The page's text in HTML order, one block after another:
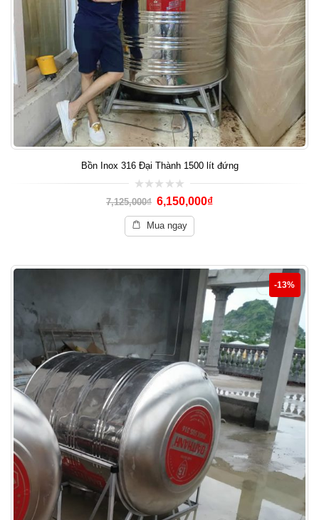
Bồn Inox 316 Đại Thành 1500 lít đứng
0
out
of
5
7,125,000₫ 6,150,000₫
Mua ngay
-13%